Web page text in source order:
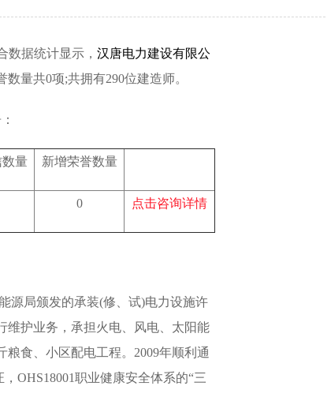
数据统计显示， 汉唐电力建设有限公
量共0项;共拥有290位建造师。
量 新增荣誉数量
0 点击咨询详情
局颁发的承装(修、试)电力设施许
维护业务，承担火电、风电、太阳能
食、小区配电工程。2009年顺利通
OHS18001职业健康安全体系的“三